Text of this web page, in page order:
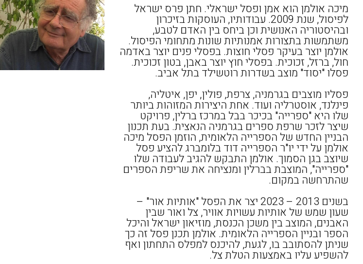
מיכה אולמן הוא אמן ופסל ישראלי. חתן פרס ישראל
לפיסול, שנת 2009. עבודותיו, העוסקות בזיכרון
ובהיסטוריה האנושית וכן ביחס בין האדם לטבע,
משתמשות בתצורות אמנותיות שונות מתחומי הפיסול.
אולמן יוצר בעיקר פסלי חוצות. בפסלי פנים יוצר באדמה
חול, ברזל, זכוכית. בפסלי חוץ יוצר באבן, בטון זכוכית.
פסלו "יסוד" מוצב בשדרות רוטשילד בתל אביב.
פסליו מוצבים בגרמניה, צרפת, פולין, יפן, איטליה,
פינלנד, אוסטרליה ועוד. אחת היצירות המזוהות ביותר
שלו היא "ספרייה" בכיכר בבל במרכז ברלין, פרויקט
שיצר לזכר שרפת ספרים בגרמניה הנאצית. בעת תכנון
הבניין החדש של הספרייה הלאומית, הוזמן הפסל מיכה
אולמן על ידי יו"ר הספרייה דוד בלומברג להציע פסל
שיוצב בגן הסמוך. אולמן התבקש להגיב לעבודה שלו
"ספרייה", המוצבת בברלין ומנציחה את שריפת הספרים
שהתרחשה במקום.
בשנים 2013 – 2023 יצר את הפסל "אותיות אור" –
שעון שמש של אותיות עשויות אוויר, צל ואור שבין
האבנים, המוצב בין משכן הכנסת, מוזיאון ישראל והיכל
הספר ובניין הספרייה הלאומית. אולמן תכנן פסל זה כך
שניתן להסתובב בו, לגעת, להיכנס למפלס התחתון ואף
להשפיע עליו באמצעות הטלת צל.